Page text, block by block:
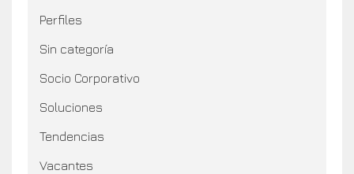
Perfiles
Sin categoría
Socio Corporativo
Soluciones
Tendencias
Vacantes